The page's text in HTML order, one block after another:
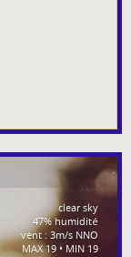
clear sky
47% humidité
vent : 3m/s NNO
MAX 19 • MIN 19